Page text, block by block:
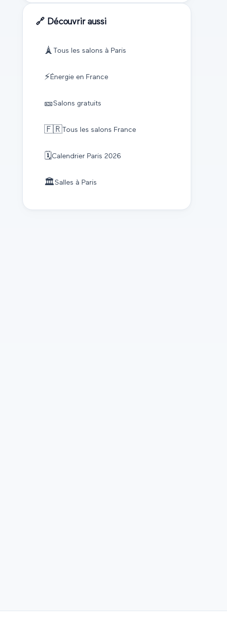
🔗 Découvrir aussi
🗼 Tous les salons à Paris
⚡ Énergieen France
🎫Salons gratuits
🇫🇷Tous les salons France
🗓️Calendrier Paris 2026
🏛️Salles à Paris